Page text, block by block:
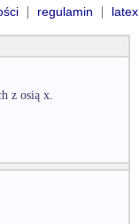
| regulamin | latex
z osią x.